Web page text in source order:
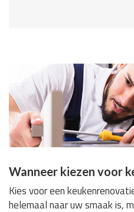
Wanneer kiezen voor
Kies voor een
helemaal naar uw smaak is,